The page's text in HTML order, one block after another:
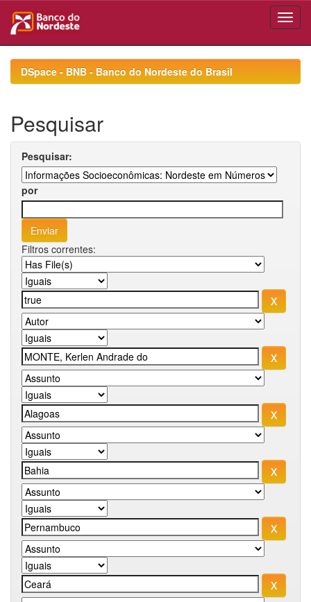
navigationDSpace - BNB - Banco do Nordeste do Brasil
Pesquisar
Pesquisar:
por
Filtros correntes: